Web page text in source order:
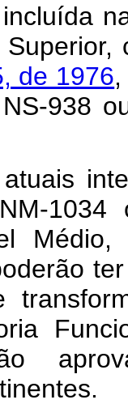
na
de 1976
938